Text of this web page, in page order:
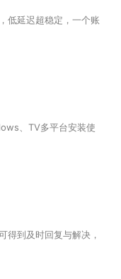
低延迟超稳定，一个账
、TV多平台安装使
得到及时回复与解决，